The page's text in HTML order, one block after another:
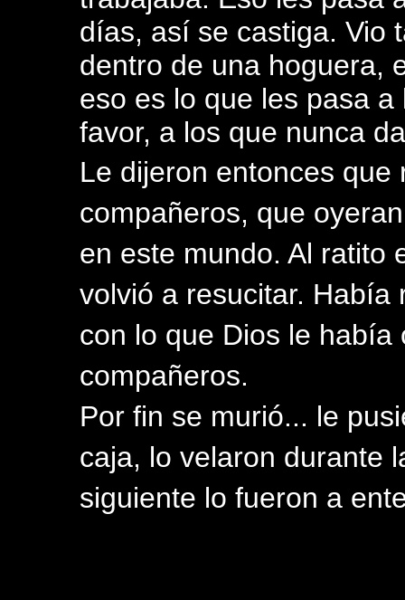
días, así se castiga. Vio
dentro de una hoguera,
eso es lo que les pasa
favor, a los que nunca
Le dijeron entonces
compañeros, que
en este mundo. Al ratito
volvió a resucitar. Había
con lo que Dios le
compañeros.
Por fin se murió... le
caja, lo velaron durante
siguiente lo fueron a